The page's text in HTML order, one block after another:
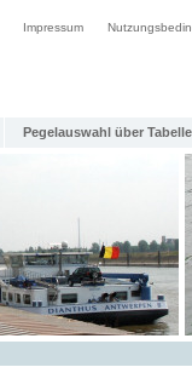
Impressum
Pegelauswahl über Tabelle